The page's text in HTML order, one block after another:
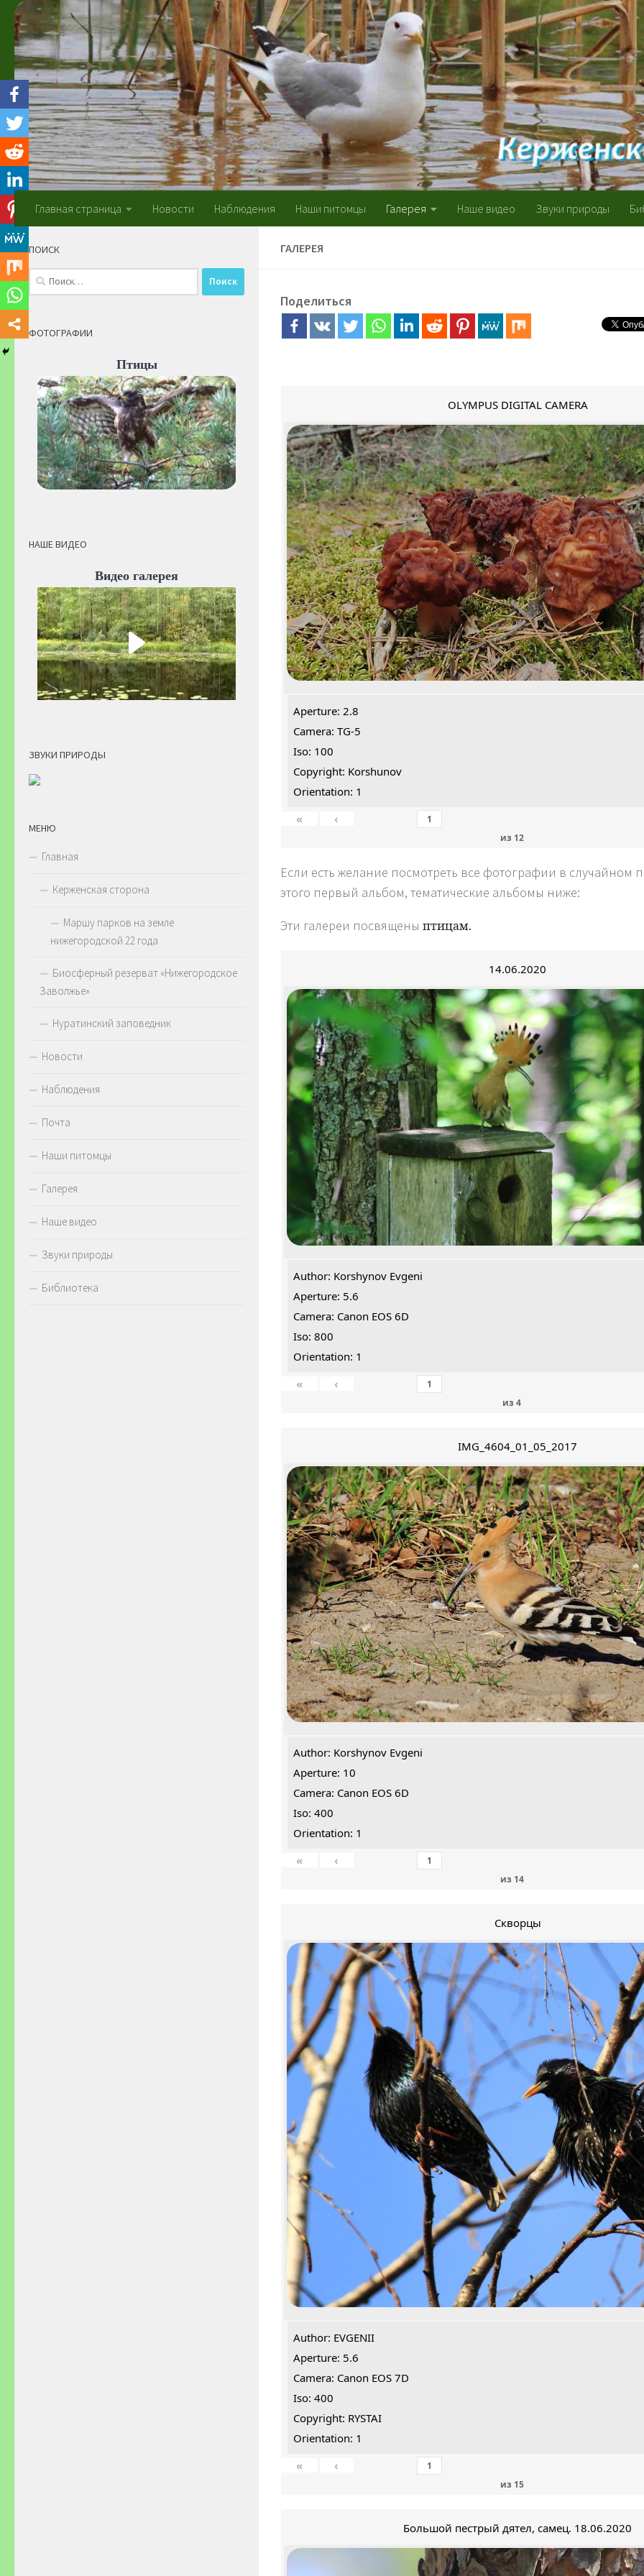
Skip to content
Главная страница Новости Наблюдения Наши питомцы Галерея Наше видео Звуки природы
ГАЛЕРЕЯ
Поделиться
OLYMPUS DIGITAL CAMERA
Aperture: 2.8
Camera: TG-5
Iso: 100
Copyright: Korshunov
Orientation: 1
«
‹
из 12
Если есть желание посмотреть все фотографии в случайном
этого первый альбом, тематические альбомы ниже:
Эти галереи посвящены птицам.
14.06.2020
Author: Korshynov Evgeni
Aperture: 5.6
Camera: Canon EOS 6D
Iso: 800
Orientation: 1
«
‹
из 4
IMG_4604_01_05_2017
Author: Korshynov Evgeni
Aperture: 10
Camera: Canon EOS 6D
Iso: 400
Orientation: 1
«
‹
из 14
Скворцы
Author: EVGENII
Aperture: 5.6
Camera: Canon EOS 7D
Iso: 400
Copyright: RYSTAI
Orientation: 1
«
‹
из 15
Большой пестрый дятел, самец. 18.06.2020
ПОИСК
Найти:
ФОТОГРАФИИ
Птицы
НАШЕ ВИДЕО
Видео галерея
ЗВУКИ ПРИРОДЫ
МЕНЮ
Главная
Керженская сторона
Маршу парков на земле
нижегородской 22 года
Биосферный резерват «Нижегородское
Заволжье»
Нуратинский заповедник
Новости
Наблюдения
Почта
Наши питомцы
Галерея
Наше видео
Звуки природы
Библиотека